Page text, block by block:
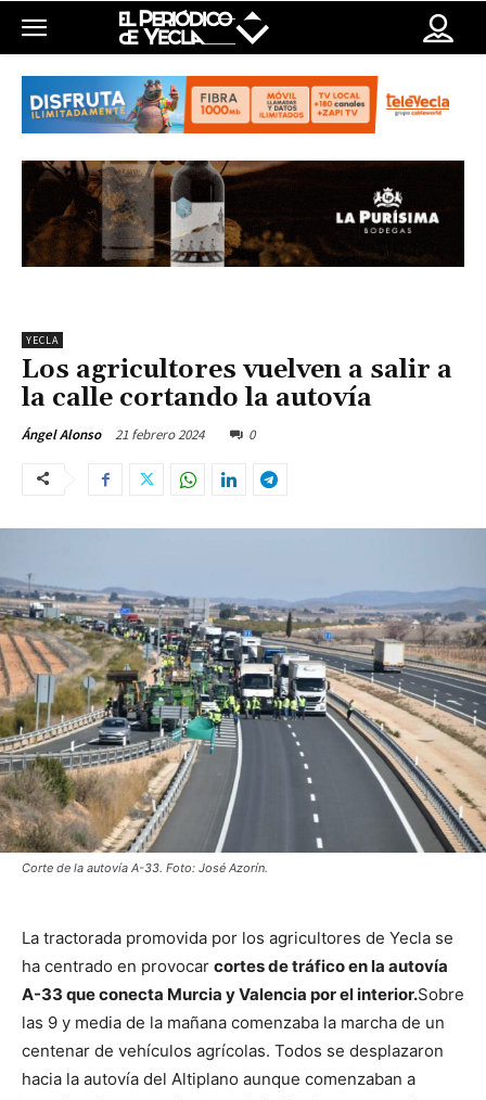
YECLA
Los agricultores vuelven a salir a
la calle cortando la autovía
Ángel Alonso 21 febrero 2024 0
Corte de la autovía A-33. Foto: José Azorín.
La tractorada promovida por los agricultores de Yecla se
ha centrado en provocar cortes de tráfico en la autovía
A-33 que conecta Murcia y Valencia por el interior.Sobre
las 9 y media de la mañana comenzaba la marcha de un
centenar de vehículos agrícolas. Todos se desplazaron
hacia la autovía del Altiplano aunque comenzaban a